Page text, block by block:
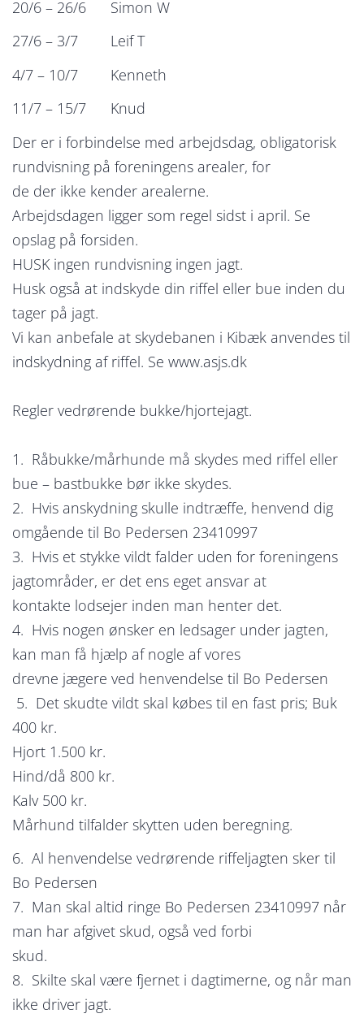
20/6 – 26/6 Simon W
27/6 – 3/7 Leif T
4/7 – 10/7 Kenneth
11/7 – 15/7 Knud
Der er i forbindelse med arbejdsdag, obligatorisk
rundvisning på foreningens arealer, for
de der ikke kender arealerne.
Arbejdsdagen ligger som regel sidst i april. Se
opslag på forsiden.
HUSK ingen rundvisning ingen jagt.
Husk også at indskyde din riffel eller bue inden du
tager på jagt.
Vi kan anbefale at skydebanen i Kibæk anvendes til
indskydning af riffel. Se www.asjs.dk
Regler vedrørende bukke/hjortejagt.
1. Råbukke/mårhunde må skydes med riffel eller
bue – bastbukke bør ikke skydes.
2. Hvis anskydning skulle indtræffe, henvend dig
omgående til Bo Pedersen 23410997
3. Hvis et stykke vildt falder uden for foreningens
jagtområder, er det ens eget ansvar at
kontakte lodsejer inden man henter det.
4. Hvis nogen ønsker en ledsager under jagten,
kan man få hjælp af nogle af vores
drevne jægere ved henvendelse til Bo Pedersen
5. Det skudte vildt skal købes til en fast pris; Buk
400 kr.
Hjort 1.500 kr.
Hind/då 800 kr.
Kalv 500 kr.
Mårhund tilfalder skytten uden beregning.
6. Al henvendelse vedrørende riffeljagten sker til
Bo Pedersen
7. Man skal altid ringe Bo Pedersen 23410997 når
man har afgivet skud, også ved forbi
skud.
8. Skilte skal være fjernet i dagtimerne, og når man
ikke driver jagt.